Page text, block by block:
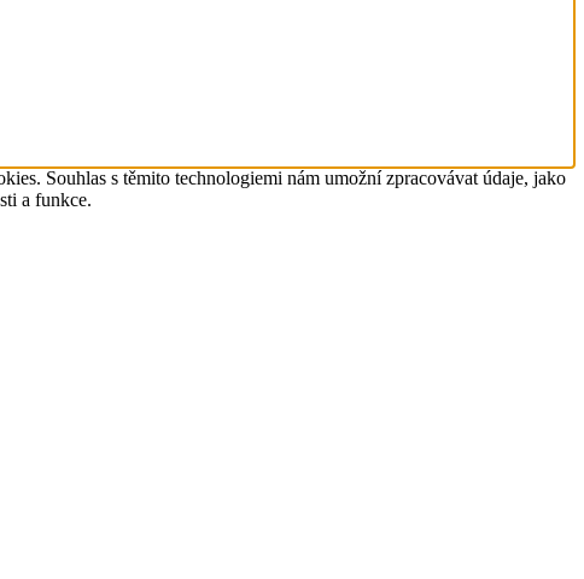
Souhlas s těmito technologiemi nám umožní zpracovávat údaje, jako
a funkce.